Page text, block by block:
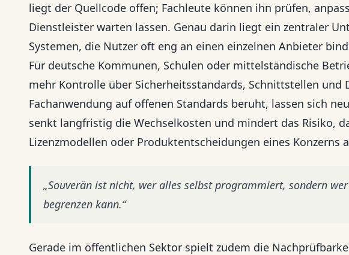
liegt der Quellcode offen; Fachleute können ihn prüfen,
Dienstleister warten lassen. Genau darin liegt ein zentraler
Systemen, die Nutzer oft eng an einen einzelnen Anbieter
Für deutsche Kommunen, Schulen oder mittelständische
mehr Kontrolle über Sicherheitsstandards, Schnittstellen und
Fachanwendung auf offenen Standards beruht, lassen sich
senkt langfristig die Wechselkosten und mindert das Risiko,
Lizenzmodellen oder Produktentscheidungen eines Konzerns
„Souverän ist nicht, wer alles selbst programmiert, sondern
begrenzen kann.“
Gerade im öffentlichen Sektor spielt zudem die